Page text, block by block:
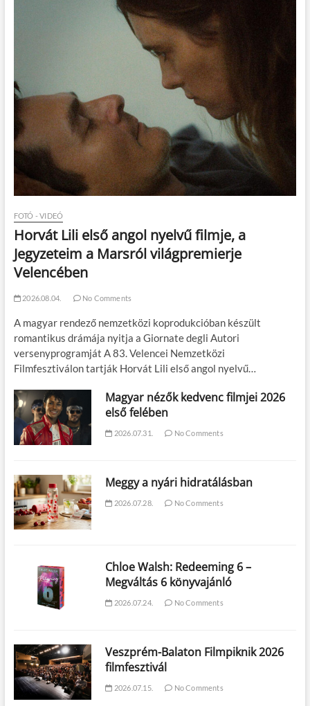
FOTÓ - VIDEÓ
Horvát Lili első angol nyelvű filmje, a
Jegyzeteim a Marsról világpremierje
Velencében
2026.08.04. No Comments
A magyar rendező nemzetközi koprodukcióban készült
romantikus drámája nyitja a Giornate degli Autori
versenyprogramját A 83. Velencei Nemzetközi
Filmfesztiválon tartják Horvát Lili első angol nyelvű…
Magyar nézők kedvenc filmjei 2026
első felében
2026.07.31. No Comments
Meggy a nyári hidratálásban
2026.07.28. No Comments
Chloe Walsh: Redeeming 6 –
Megváltás 6 könyvajánló
2026.07.24. No Comments
Veszprém-Balaton Filmpiknik 2026
filmfesztivál
2026.07.15. No Comments